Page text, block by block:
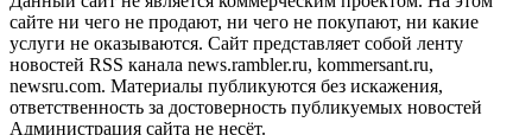
сайте ни чего не продают, ни чего не покупают, ни какие
услуги не оказываются. Сайт представляет собой ленту
новостей RSS канала news.rambler.ru, kommersant.ru,
newsru.com. Материалы публикуются без искажения,
ответственность за достоверность публикуемых новостей
Администрация сайта не несёт.